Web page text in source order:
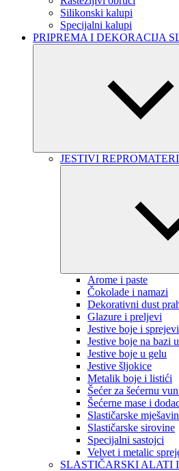
Silikonski kalupi
Specijalni kalupi
PRIPREMA I DEKORACIJA
JESTIVI
Arome i paste
Čokolade i namazi
Dekorativni dust
Glazure i preljevi
Jestive boje i sprejevi
Jestive boje na bazi
Jestive boje u gelu
Jestive šljokice
Metalik boje i listići
Šećer za šećernu
Šećerne mase i
Slastičarske
Slastičarske sirovine
Specijalni sastojci
Velvet i metalic
SLASTIČARSKI ALATI